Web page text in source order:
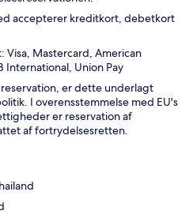
accepterer kreditkort, debetkort
Mastercard, American
International, Union Pay
er dette underlagt
I overensstemmelse med EU's
er reservation af
af fortrydelsesretten.